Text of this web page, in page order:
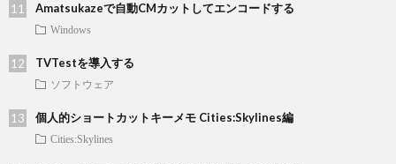
Amatsukazeで自動CMカットしてエンコードする
Windows
TVTestを導入する
ソフトウェア
個人的ショートカットキーメモ Cities:Skylines編
Cities:Skylines